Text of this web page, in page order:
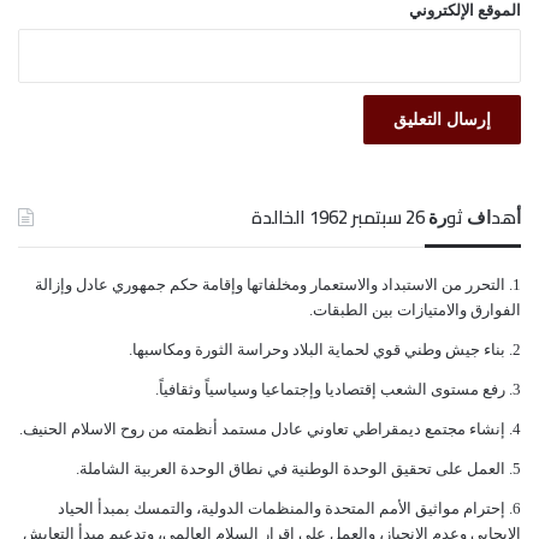
اليمنيين
وكانت خطة الثورة مقسمة على ثلاثة خلايا: الأولى في”
والثالثة في محافظة الحديدة حيث يوجد الميناء. وكانت
بداية الخطة من تعز حيث يوجد 800 جندي منهم 530
مجندين لصالح الأحرار وكان من ضمن قادة أفرع الجيش
المجندين أيضاً قائد المدرعات وقائد المدفعية. وكانت
تنقص خلية تعز بعض الأسلحة فقام عبد الغني مطهر بنقلها
لهم من صنعاء. وكانت على خلية تعز القيام باغتيال الإمام
أحمد داخل قصره وهو ما حدث على يد “محمد العلفي
الموقع الإلكتروني
ﺃﻫﺪﺍﻑ ﺛﻮﺭﺓ 26 ﺳﺒﺘﻤﺒﺮ 1962 الخالدة
ﺍﻟﺘﺤﺮﺭ ﻣﻦ ﺍﻻﺳﺘﺒﺪﺍﺩ ﻭﺍﻻﺳﺘﻌﻤﺎﺭ ﻭﻣﺨﻠﻔﺎﺗﻬﺎ ﻭﺇﻗﺎﻣﺔ ﺣﻜﻢ ﺟﻤﻬﻮﺭﻱ ﻋﺎﺩﻝ ﻭﺇﺯﺍﻟﺔ
ﺍﻟﻔﻮﺍﺭﻕ ﻭﺍﻻﻣﺘﻴﺎﺯﺍﺕ ﺑﻴﻦ ﺍﻟﻄﺒﻘﺎﺕ.
ﺑﻨﺎﺀ ﺟﻴﺶ ﻭﻃﻨﻲ ﻗﻮﻱ ﻟﺤﻤﺎﻳﺔ ﺍﻟﺒﻼﺩ ﻭﺣﺮﺍﺳﺔ ﺍﻟﺜﻮﺭﺓ ﻭﻣﻜﺎﺳﺒﻬﺎ.
ﺭﻓﻊ ﻣﺴﺘﻮﻯ ﺍﻟﺸﻌﺐ ﺇﻗﺘﺼﺎﺩﻳﺎ ﻭﺇﺟﺘﻤﺎﻋﻴﺎ ﻭﺳﻴﺎﺳﻴﺎً ﻭﺛﻘﺎﻓﻴﺎً.
ﺇﻧﺸﺎﺀ ﻣﺠﺘﻤﻊ ﺩﻳﻤﻘﺮﺍﻃﻲ ﺗﻌﺎﻭﻧﻲ ﻋﺎﺩﻝ ﻣﺴﺘﻤﺪ ﺃﻧﻈﻤﺘﻪ ﻣﻦ ﺭﻭﺡ ﺍﻻﺳﻼﻡ ﺍﻟﺤﻨﻴﻒ.
ﺍﻟﻌﻤﻞ ﻋﻠﻰ ﺗﺤﻘﻴﻖ ﺍﻟﻮﺣﺪﺓ ﺍﻟﻮﻃﻨﻴﺔ ﻓﻲ ﻧﻄﺎﻕ ﺍﻟﻮﺣﺪﺓ ﺍﻟﻌﺮﺑﻴﺔ ﺍﻟﺸﺎﻣﻠﺔ.
ﺇﺣﺘﺮﺍﻡ ﻣﻮﺍﺛﻴﻖ الأﻣﻢ ﺍﻟﻤﺘﺤﺪﺓ ﻭﺍﻟﻤﻨﻈﻤﺎﺕ ﺍﻟﺪﻭﻟﻴﺔ، ﻭﺍﻟﺘﻤﺴﻚ ﺑﻤﺒﺪﺃ ﺍﻟﺤﻴﺎﺩ
ﺍﻻﻳﺠﺎﺑﻲ ﻭﻋﺪﻡ ﺍﻻﻧﺤﻴﺎﺯ، ﻭﺍﻟﻌﻤﻞ ﻋﻠﻰ ﺇﻗﺮﺍﺭ ﺍﻟﺴﻼﻡ ﺍﻟﻌﺎﻟﻤﻲ، ﻭﺗﺪﻋﻴﻢ ﻣﺒﺪﺃ ﺍﻟﺘﻌﺎﻳﺶ